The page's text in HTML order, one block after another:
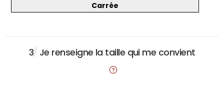
Carrée
3/ Je renseigne la taille qui me convient